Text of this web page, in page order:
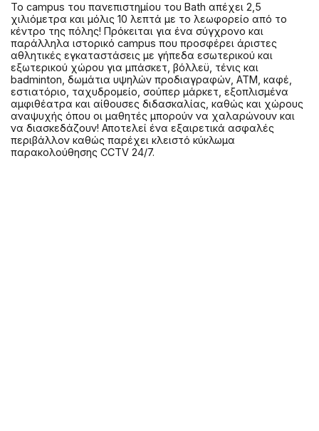
Το campus του πανεπιστημίου του Bath απέχει 2,5
χιλιόμετρα και μόλις 10 λεπτά με το λεωφορείο από το
κέντρο της πόλης! Πρόκειται για ένα σύγχρονο και
παράλληλα ιστορικό campus που προσφέρει άριστες
αθλητικές εγκαταστάσεις με γήπεδα εσωτερικού και
εξωτερικού χώρου για μπάσκετ, βόλλεϋ, τένις και
badminton, δωμάτια υψηλών προδιαγραφών, ΑΤΜ, καφέ,
εστιατόριο, ταχυδρομείο, σούπερ μάρκετ, εξοπλισμένα
αμφιθέατρα και αίθουσες διδασκαλίας, καθώς και χώρους
αναψυχής όπου οι μαθητές μπορούν να χαλαρώνουν και
να διασκεδάζουν! Αποτελεί ένα εξαιρετικά ασφαλές
περιβάλλον καθώς παρέχει κλειστό κύκλωμα
παρακολούθησης CCTV 24/7.